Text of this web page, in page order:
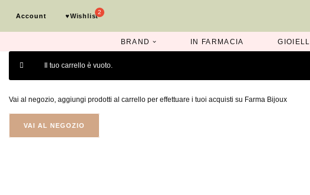
Vai
contenuto
Account ♥︎Wishlist
BRAND IN FARMACIA GIOIELLI
Il tuo carrello è vuoto.
Vai al negozio, aggiungi prodotti al carrello per effettuare i tuoi acquisti su Farma Bijoux
VAI AL NEGOZIO